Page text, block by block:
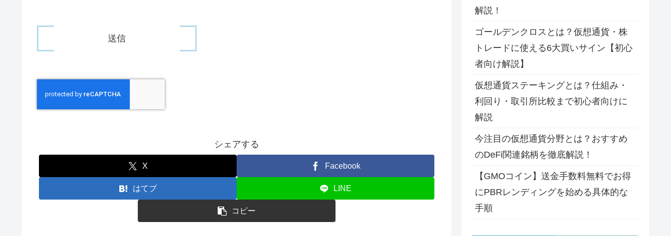
シェアする
X Facebook
はてブ LINE
コピー
解説！
ゴールデンクロスとは？仮想通貨・株
トレードに使える6大買いサイン【初心
者向け解説】
仮想通貨ステーキングとは？仕組み・
利回り・取引所比較まで初心者向けに
解説
今注目の仮想通貨分野とは？おすすめ
のDeFi関連銘柄を徹底解説！
【GMOコイン】送金手数料無料でお得
にPBRレンディングを始める具体的な
手順